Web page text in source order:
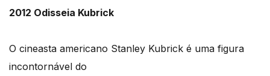
2012 Odisseia Kubrick
O cineasta americano Stanley Kubrick é uma figura
incontornável do